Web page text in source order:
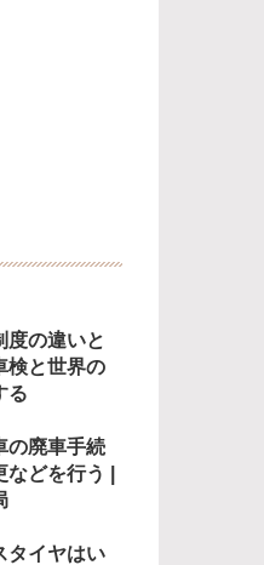
度の違いと
検と世界の
る
の廃車手続
どを行う |
タイヤはい